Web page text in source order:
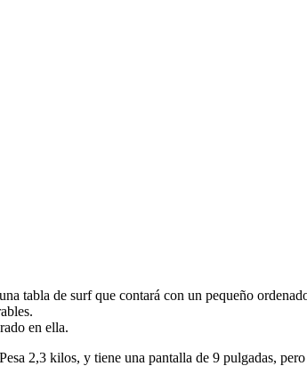
tabla de surf que contará con un pequeño
en ella.
2,3 kilos, y tiene una pantalla de 9 pulgadas,